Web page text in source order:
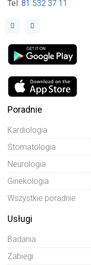
Tel: 81 532 37 11
Poradnie
Kardiologia
Stomatologia
Neurologia
Ginekologia
Wszystkie poradnie
Usługi
Badania
Zabiegi